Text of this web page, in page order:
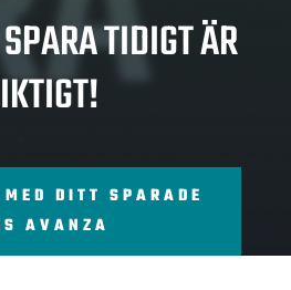
TIDIGT ÄR
DITT SPARADE
AVANZA